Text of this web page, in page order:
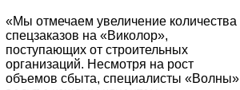
«Мы отмечаем увеличение количества
спецзаказов на «Виколор»,
поступающих от строительных
организаций. Несмотря на рост
объемов сбыта, специалисты «Волны»